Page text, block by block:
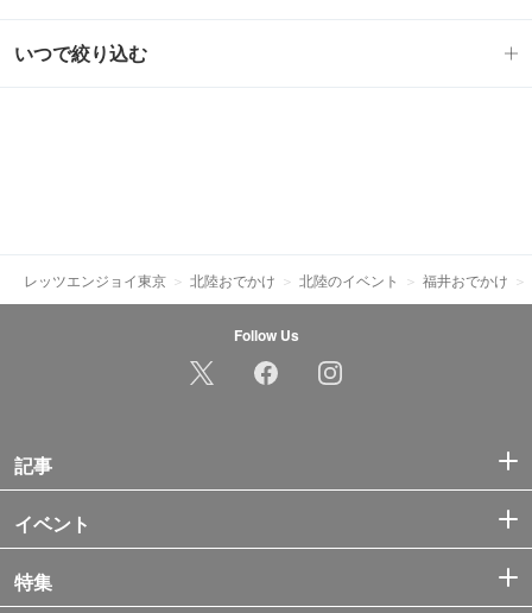
いつで絞り込む
レッツエンジョイ東京 北陸おでかけ 北陸のイベント 福井おでかけ
Follow Us
記事
イベント
特集